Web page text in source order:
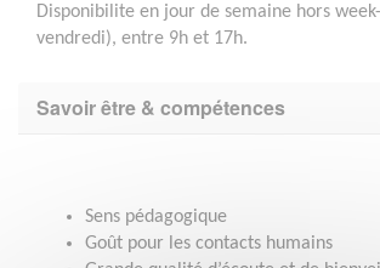
Disponibilite en jour de semaine hors
vendredi), entre 9h et 17h.
Savoir être & compétences
Sens pédagogique
Goût pour les contacts humains